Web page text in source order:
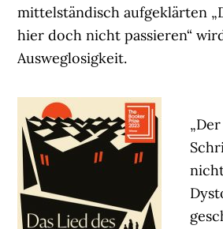
mittelständisch aufgeklärten
hier doch nicht passieren“
Ausweglosigkeit.